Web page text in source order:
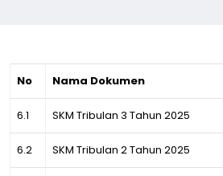
No Nama Dokumen
6.1 SKM Tribulan 3 Tahun 2025
6.2 SKM Tribulan 2 Tahun 2025